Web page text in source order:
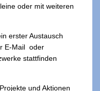
oder mit weiteren
erster Austausch
E-Mail oder
stattfinden
und Aktionen